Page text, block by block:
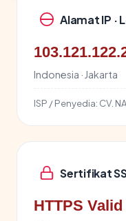
Alamat IP ·
Indonesia · Jakarta
ISP / Penyedia: CV.
Sertifikat
HTTPS Valid